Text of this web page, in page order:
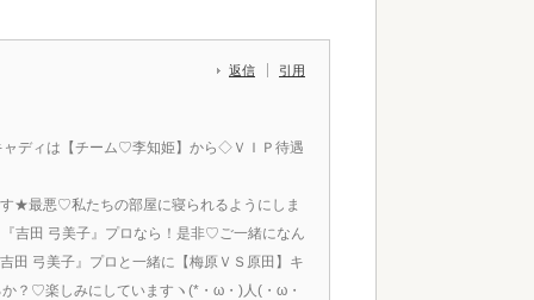
返信 引用
ディは【チーム♡李知姫】から◇ＶＩＰ待遇
★最悪♡私たちの部屋に寝られるようにしま
吉田 弓美子』プロなら！是非♡ご一緒になん
弓美子』プロと一緒に【梅原ＶＳ原田】キ
？♡楽しみにしていますヽ(*・ω・)人(・ω・